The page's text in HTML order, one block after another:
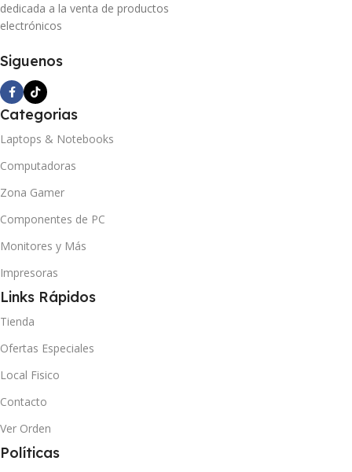
dedicada a la venta de productos
electrónicos
Siguenos
Categorias
Laptops & Notebooks
Computadoras
Zona Gamer
Componentes de PC
Monitores y Más
Impresoras
Links Rápidos
Tienda
Ofertas Especiales
Local Fisico
Contacto
Ver Orden
Políticas